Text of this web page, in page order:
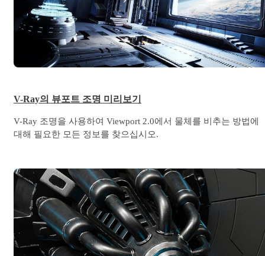
V-Ray의 뷰포트 조명 미리보기
V-Ray 조명을 사용하여 Viewport 2.0에서 물체를 비추는 방법에
대해 필요한 모든 정보를 찾으십시오.